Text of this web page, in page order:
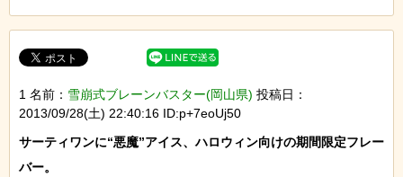
1 名前： 雪崩式ブレーンバスター(岡山県) 投稿日：
2013/09/28(土) 22:40:16 ID:p+7eoUj50
サーティワンに“悪魔”アイス、ハロウィン向けの期間限定フレー
バー。